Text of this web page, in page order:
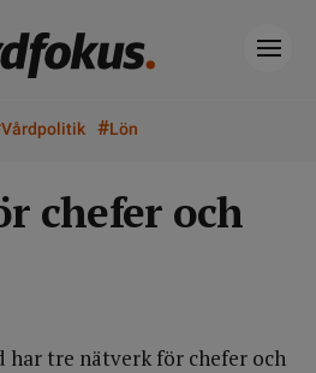
Vårdpolitik #Lön
chefer och
har tre nätverk för chefer och